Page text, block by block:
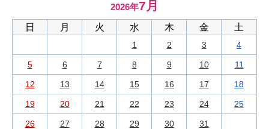
2026年7月
日 月 火 水 木 金 土
1 2 3 4
5 6 7 8 9 10 11
12 13 14 15 16 17 18
19 20 21 22 23 24 25
26 27 28 29 30 31